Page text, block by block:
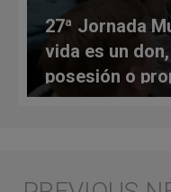
27ª Jornada
vida es un
posesión o